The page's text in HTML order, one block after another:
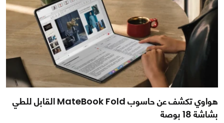
هواوي تكشف عن حاسوب MateBook Fold القابل للطي
بشاشة 18 بوصة